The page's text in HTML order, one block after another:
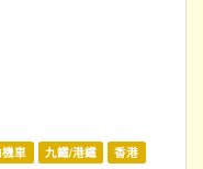
車 九鐵/港鐵
香港